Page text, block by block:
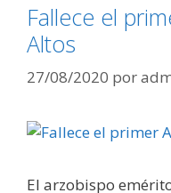
Fallece el
Altos
27/08/2020 por
El arzobispo